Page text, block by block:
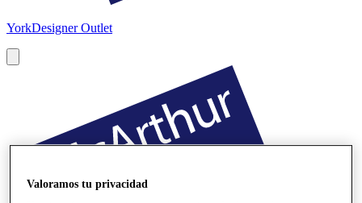
YorkDesigner Outlet
Valoramos tu privacidad